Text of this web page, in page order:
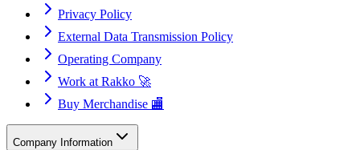
Privacy Policy
External Data Transmission Policy
Operating Company
Work at Rakko 🚀
Buy Merchandise 🏬
Company Information